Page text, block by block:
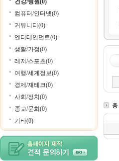
건강/병원(0)
컴퓨터/인터넷(0)
커뮤니티(0)
엔터테인먼트(0)
생활/가정(0)
레저/스포츠(0)
여행/세계정보(0)
경제/재테크(0)
사회/정치(0)
종교/문화(0)
기타(0)
총